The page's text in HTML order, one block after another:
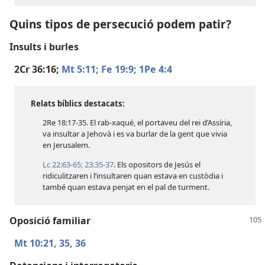
Quins tipos de persecució podem patir?
Insults i burles
2Cr 36:16; Mt 5:11; Fe 19:9; 1Pe 4:4
Relats bíblics destacats:
2Re 18:17-35. El rab-xaqué, el portaveu del rei d’Assíria,
va insultar a Jehovà i es va burlar de la gent que vivia
en Jerusalem.
Lc 22:63-65;23:35-37. Els opositors de Jesús el
ridiculitzaren i l’insultaren quan estava en custòdia i
també quan estava penjat en el pal de turment.
Oposició familiar
Mt 10:21, 35, 36